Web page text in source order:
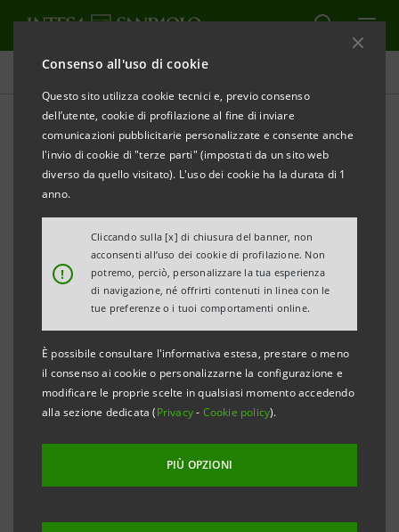
Consenso all'uso di cookie
Questo sito utilizza cookie tecnici e, previo consenso
dell’utente, cookie di profilazione al fine di inviare
comunicazioni pubblicitarie personalizzate e consente anche
l'invio di cookie di "terze parti" (impostati da un sito web
diverso da quello visitato). L'uso dei cookie ha la durata di 1
anno.
!
Cliccando sulla [x] di chiusura del banner, non
acconsenti all’uso dei cookie di profilazione. Non
potremo, perciò, personalizzare la tua esperienza
di navigazione, né offrirti contenuti in linea con le
tue preferenze o i tuoi comportamenti online.
È possibile consultare l'informativa estesa, prestare o meno
il consenso ai cookie o personalizzarne la configurazione e
modificare le proprie scelte in qualsiasi momento accedendo
alla sezione dedicata (Privacy- Cookie policy).
PIÙ OPZIONI
Tutti i progetti
SPORT
Come sopravviverà il calcio
del futuro